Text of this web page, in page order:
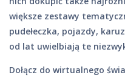
większe zestawy
pudełeczka, pojazdy,
od lat uwielbiają te
Dołącz do wirtualnego